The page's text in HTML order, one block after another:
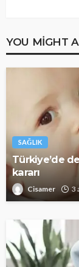
YOU MIGHT
SAĞLIK
Türkiye’de
kararı
Cisamer 3